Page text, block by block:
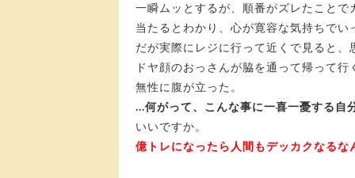
一瞬ムッとするが、順番がズレたことで
当たるとわかり、心が寛容な気持ちでい
だが実際にレジに行って近くで見ると、
ドヤ顔のおっさんが脇を通って帰って行
無性に腹が立った。
…何がって、こんな事に一喜一憂する自
いいですか。
億トレになったら人間もデッカクなるな